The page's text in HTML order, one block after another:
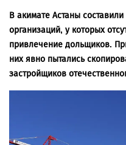
В акимате Астаны
организаций, у которых
привлечение дольщиков.
них явно пытались
застройщиков